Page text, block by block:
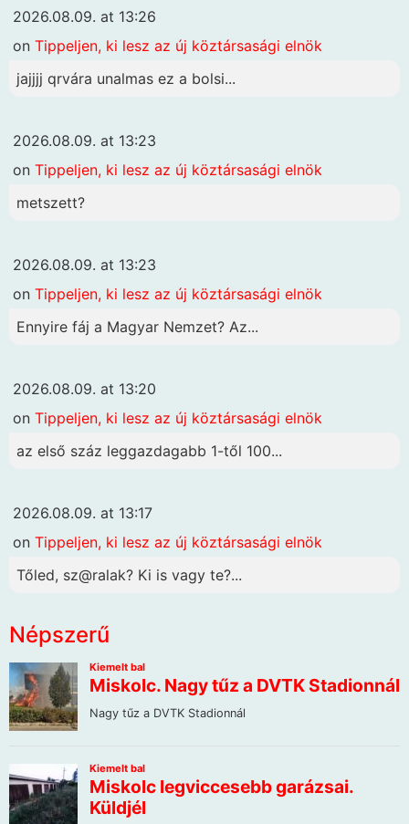
2026.08.09. at 13:26
on Tippeljen, ki lesz az új köztársasági elnök
jajjjj qrvára unalmas ez a bolsi...
2026.08.09. at 13:23
on Tippeljen, ki lesz az új köztársasági elnök
metszett?
2026.08.09. at 13:23
on Tippeljen, ki lesz az új köztársasági elnök
Ennyire fáj a Magyar Nemzet? Az...
2026.08.09. at 13:20
on Tippeljen, ki lesz az új köztársasági elnök
az első száz leggazdagabb 1-től 100...
2026.08.09. at 13:17
on Tippeljen, ki lesz az új köztársasági elnök
Tőled, sz@ralak? Ki is vagy te?...
Népszerű